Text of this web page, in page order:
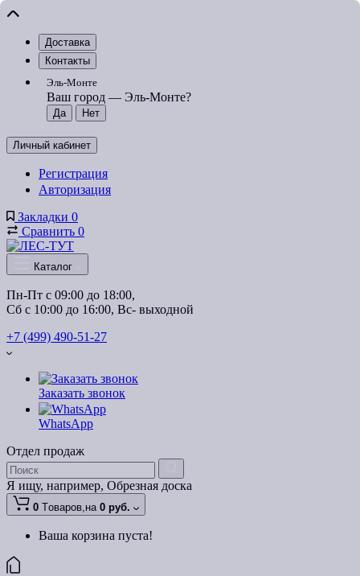
Доставка
Контакты
Эль-Монте
Ваш город — Эль-Монте?
Личный кабинет
Регистрация
Авторизация
Закладки 0
Сравнить 0
Каталог
Пн-Пт с 09:00 до 18:00,
Сб с 10:00 до 16:00, Вс- выходной
+7 (499) 490-51-27
Заказать звонок
WhatsApp
Отдел продаж
Я ищу, например, Обрезная доска
0 Tоваров,на 0 руб.
Ваша корзина пуста!